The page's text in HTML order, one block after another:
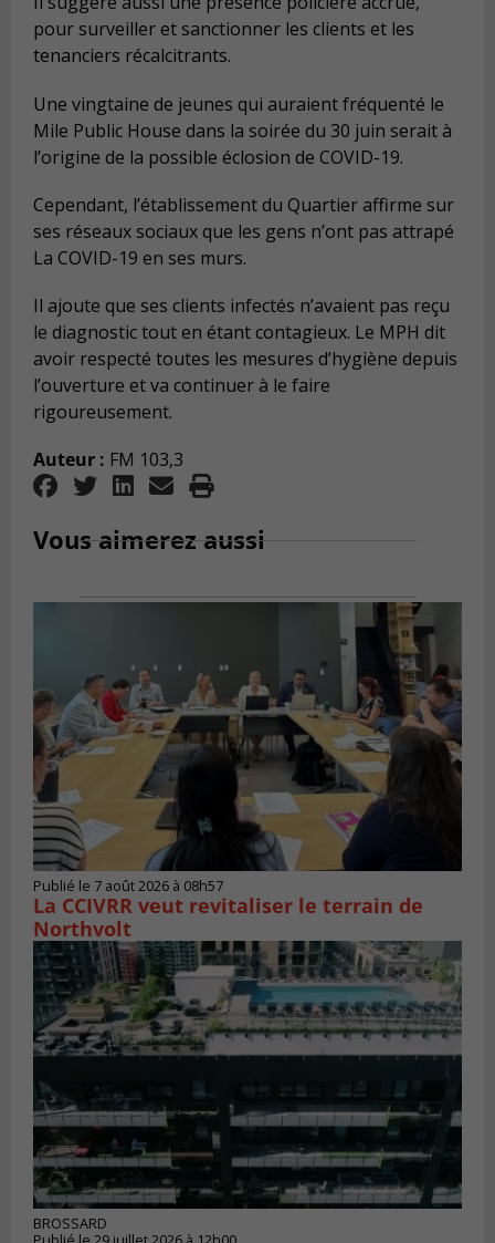
pour surveiller et sanctionner les clients et les
tenanciers récalcitrants.
Une vingtaine de jeunes qui auraient fréquenté le
Mile Public House dans la soirée du 30 juin serait à
l’origine de la possible éclosion de COVID-19.
Cependant, l’établissement du Quartier affirme sur
ses réseaux sociaux que les gens n’ont pas attrapé
La COVID-19 en ses murs.
Il ajoute que ses clients infectés n’avaient pas reçu
le diagnostic tout en étant contagieux. Le MPH dit
avoir respecté toutes les mesures d’hygiène depuis
l’ouverture et va continuer à le faire
rigoureusement.
Auteur : FM 103,3
Vous aimerez aussi
Publié le 7 août 2026 à 08h57
La CCIVRR veut revitaliser le terrain de
Northvolt
BROSSARD